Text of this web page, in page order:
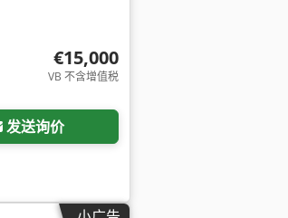
€15,000
VB 不含增值税
发送询价